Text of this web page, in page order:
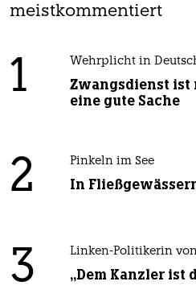
meistkommentiert
1 Wehrplicht in
Zwangsdienst ist
eine gute Sache
2 Pinkeln im See
In
3 Linken-Politikerin
„Dem Kanzler ist